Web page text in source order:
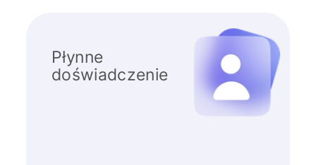
Płynne
doświadczenie